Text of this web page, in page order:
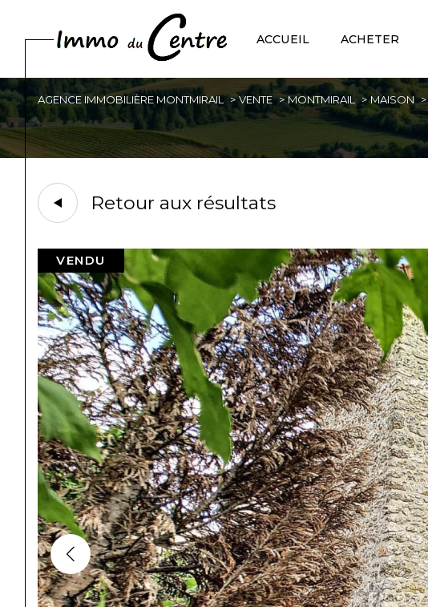
ACCUEIL ACHETER
Acheter
de l'ancien
Estimer
AGENCE IMMOBILIÈRE MONTMIRAIL VENTE MONTMIRAIL MAISON
Retour aux résultats
VENDU